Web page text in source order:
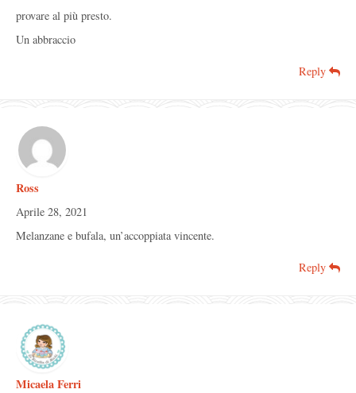
provare al più presto.
Un abbraccio
Reply
Ross
Aprile 28, 2021
Melanzane e bufala, un’accoppiata vincente.
Reply
Micaela Ferri